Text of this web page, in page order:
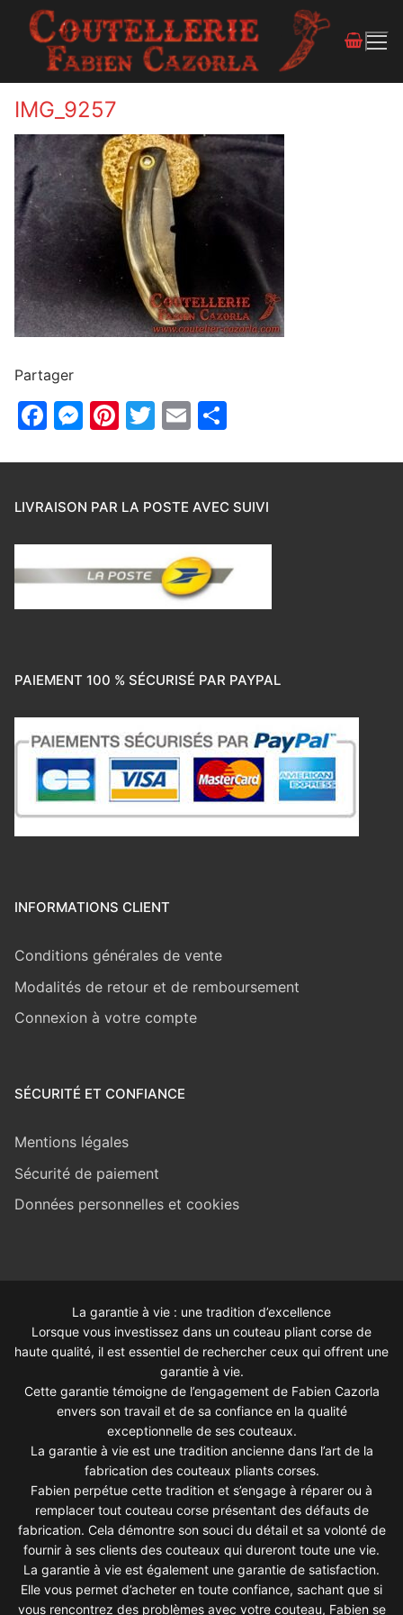
IMG_9257
Partager
Facebook
Messenger
Pinterest
Twitter
Email
LIVRAISON PAR LA POSTE AVEC SUIVI
PAIEMENT 100 % SÉCURISÉ PAR PAYPAL
INFORMATIONS CLIENT
Conditions générales de vente
Modalités de retour et de remboursement
Connexion à votre compte
SÉCURITÉ ET CONFIANCE
Mentions légales
Sécurité de paiement
Données personnelles et cookies
La garantie à vie : une tradition d’excellence
Lorsque vous investissez dans un couteau pliant corse de
haute qualité, il est essentiel de rechercher ceux qui offrent une
garantie à vie.
Cette garantie témoigne de l’engagement de Fabien Cazorla
envers son travail et de sa confiance en la qualité
exceptionnelle de ses couteaux.
La garantie à vie est une tradition ancienne dans l’art de la
fabrication des couteaux pliants corses.
Fabien perpétue cette tradition et s’engage à réparer ou à
remplacer tout couteau corse présentant des défauts de
fabrication. Cela démontre son souci du détail et sa volonté de
fournir à ses clients des couteaux qui dureront toute une vie.
La garantie à vie est également une garantie de satisfaction.
Elle vous permet d’acheter en toute confiance, sachant que si
vous rencontrez des problèmes avec votre couteau, Fabien se